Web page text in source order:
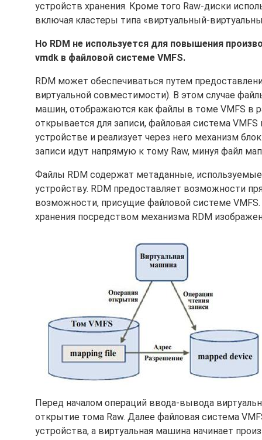
устройств хранения. Кроме того Raw-диски
включая кластеры типа «виртуальный-
Но RDM не используется для повышения
vmdk в файловой системе VMFS.
RDM может обеспечиваться путем
виртуальной совместимости). В этом случае
машин, отображаются как файлы в томе VMFS в
открывается для записи, файловая система
устройстве и реализует через него механизм
записи идут напрямую к тому Raw, минуя файл
Файлы RDM содержат метаданные,
устройству. RDM предоставляет возможности
возможности, присущие файловой системе
хранения посредством механизма RDM
Перед началом операций ввода-вывода
открытие тома Raw. Далее файловая система
устройства, а виртуальная машина начинает